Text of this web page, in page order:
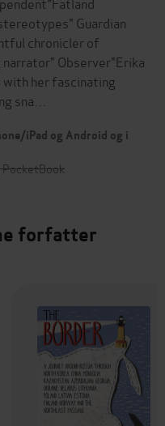
Guardian
chronicler of
Observer"Erika
with her fascinating
sna…
iPad og Android og i
PocketBook
forfatter